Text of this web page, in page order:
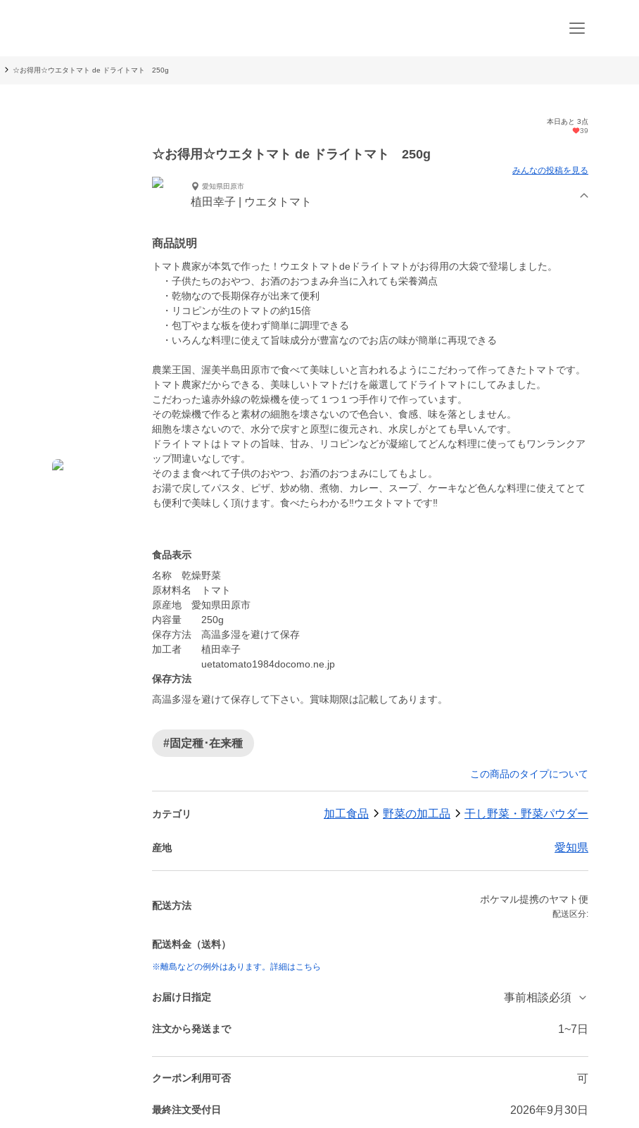
☆お得用☆ウエタトマト de ドライトマト 250g
本日あと 3点
39
☆お得用☆ウエタトマト de ドライトマト 250g
みんなの投稿を見る
愛知県田原市
植田幸子 | ウエタトマト
商品説明
トマト農家が本気で作った！ウエタトマトdeドライトマトがお得用の大袋で登場しました。
・子供たちのおやつ、お酒のおつまみ弁当に入れても栄養満点
・乾物なので長期保存が出来て便利
・リコピンが生のトマトの約15倍
・包丁やまな板を使わず簡単に調理できる
・いろんな料理に使えて旨味成分が豊富なのでお店の味が簡単に再現できる
農業王国、渥美半島田原市で食べて美味しいと言われるようにこだわって作ってきたトマトです。
トマト農家だからできる、美味しいトマトだけを厳選してドライトマトにしてみました。
こだわった遠赤外線の乾燥機を使って１つ１つ手作りで作っています。
その乾燥機で作ると素材の細胞を壊さないので色合い、食感、味を落としません。
細胞を壊さないので、水分で戻すと原型に復元され、水戻しがとても早いんです。
ドライトマトはトマトの旨味、甘み、リコピンなどが凝縮してどんな料理に使ってもワンランクア
ップ間違いなしです。
そのまま食べれて子供のおやつ、お酒のおつまみにしてもよし。
お湯で戻してパスタ、ピザ、炒め物、煮物、カレー、スープ、ケーキなど色んな料理に使えてとて
も便利で美味しく頂けます。食べたらわかる‼ウエタトマトです‼
食品表示
名称 乾燥野菜
原材料名 トマト
原産地 愛知県田原市
内容量 250g
保存方法 高温多湿を避けて保存
加工者 植田幸子
uetatomato1984docomo.ne.jp
保存方法
高温多湿を避けて保存して下さい。賞味期限は記載してあります。
#固定種･在来種
この商品のタイプについて
カテゴリ 加工食品 野菜の加工品 干し野菜・野菜パウダー
産地 愛知県
配送方法
ポケマル提携のヤマト便
配送区分:
配送料金（送料）
※離島などの例外はあります。詳細はこちら
お届け日指定 事前相談必須
注文から発送まで 1~7日
クーポン利用可否 可
最終注文受付日 2026年9月30日